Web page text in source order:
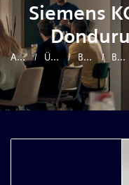
Siemens
Anasayfa Ürünler Beyaz Eşya Buzdolapları